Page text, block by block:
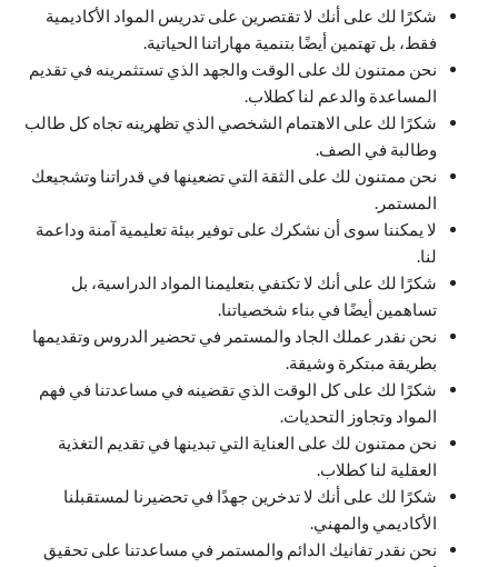
شكرًا لك على أنك لا تقتصرين على تدريس المواد الأكاديمية
فقط، بل تهتمين أيضًا بتنمية مهاراتنا الحياتية.
نحن ممتنون لك على الوقت والجهد الذي تستثمرينه في تقديم
المساعدة والدعم لنا كطلاب.
شكرًا لك على الاهتمام الشخصي الذي تظهرينه تجاه كل طالب
وطالبة في الصف.
نحن ممتنون لك على الثقة التي تضعينها في قدراتنا وتشجيعك
المستمر.
لا يمكننا سوى أن نشكرك على توفير بيئة تعليمية آمنة وداعمة
لنا.
شكرًا لك على أنك لا تكتفي بتعليمنا المواد الدراسية، بل
تساهمين أيضًا في بناء شخصياتنا.
نحن نقدر عملك الجاد والمستمر في تحضير الدروس وتقديمها
بطريقة مبتكرة وشيقة.
شكرًا لك على كل الوقت الذي تقضينه في مساعدتنا في فهم
المواد وتجاوز التحديات.
نحن ممتنون لك على العناية التي تبدينها في تقديم التغذية
العقلية لنا كطلاب.
شكرًا لك على أنك لا تدخرين جهدًا في تحضيرنا لمستقبلنا
الأكاديمي والمهني.
نحن نقدر تفانيك الدائم والمستمر في مساعدتنا على تحقيق